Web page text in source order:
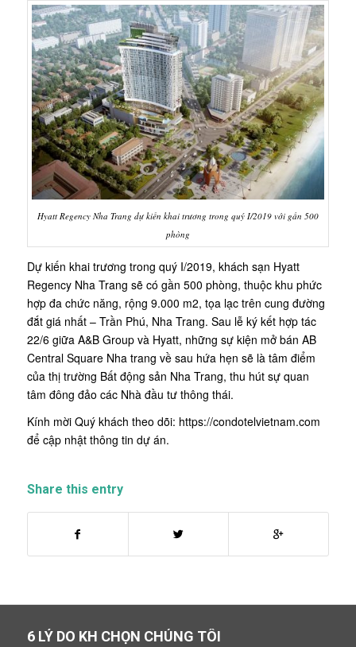
Hyatt Regency Nha Trang dự kiến khai trương trong quý I/2019 với gần 500
phòng
Dự kiến khai trương trong quý I/2019, khách sạn Hyatt
Regency Nha Trang sẽ có gần 500 phòng, thuộc khu phức
hợp đa chức năng, rộng 9.000 m2, tọa lạc trên cung đường
đắt giá nhất – Trần Phú, Nha Trang. Sau lễ ký kết hợp tác
22/6 giữa A&B Group và Hyatt, những sự kiện mở bán AB
Central Square Nha trang về sau hứa hẹn sẽ là tâm điểm
của thị trường Bất động sản Nha Trang, thu hút sự quan
tâm đông đảo các Nhà đầu tư thông thái.
Kính mời Quý khách theo dõi: https://condotelvietnam.com
để cập nhật thông tin dự án.
Share this entry
6 LÝ DO KH CHỌN CHÚNG TÔI